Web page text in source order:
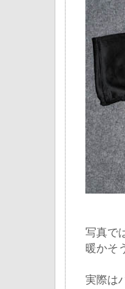
写真で
暖かそ
実際は